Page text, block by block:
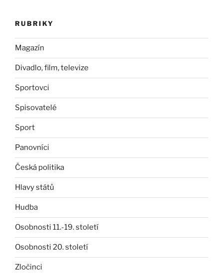
RUBRIKY
Magazín
Divadlo, film, televize
Sportovci
Spisovatelé
Sport
Panovníci
Česká politika
Hlavy států
Hudba
Osobnosti 11.-19. století
Osobnosti 20. století
Zločinci